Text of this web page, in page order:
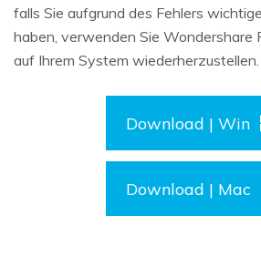
falls Sie aufgrund des Fehlers
haben, verwenden Sie Wondershare
auf Ihrem System wiederherzustellen.
Download | Win
Download | Mac